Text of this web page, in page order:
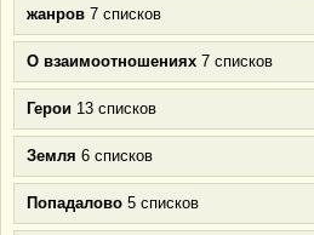
жанров 7 списков
О взаимоотношениях 7 списков
Герои 13 списков
Земля 6 списков
Попадалово 5 списков